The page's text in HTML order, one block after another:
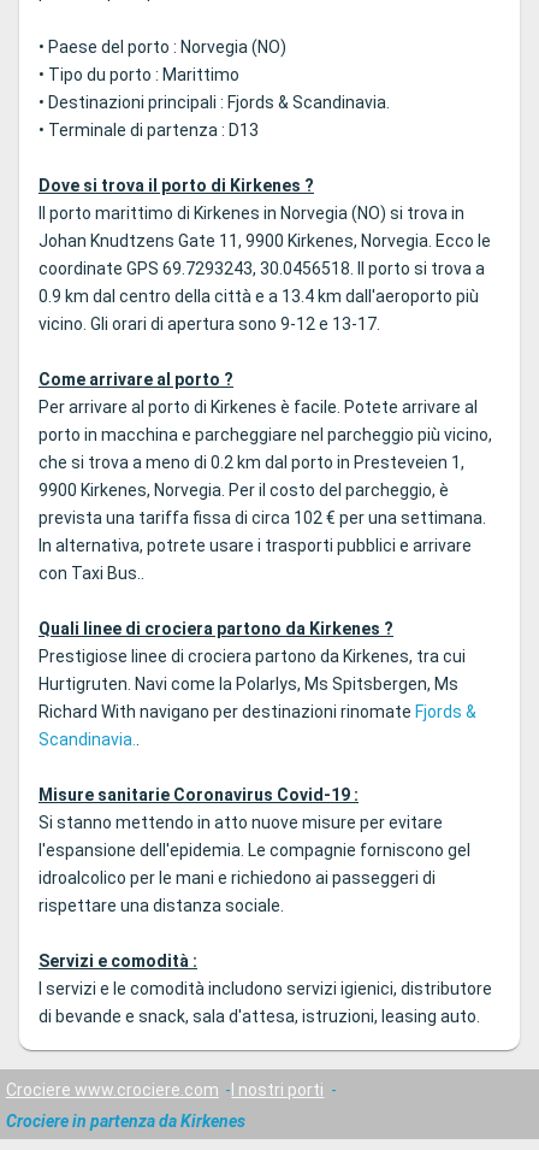
• Paese del porto : Norvegia (NO)
• Tipo du porto : Marittimo
• Destinazioni principali : Fjords & Scandinavia.
• Terminale di partenza : D13
Dove si trova il porto di Kirkenes ?
Il porto marittimo di Kirkenes in Norvegia (NO) si trova in
Johan Knudtzens Gate 11, 9900 Kirkenes, Norvegia. Ecco le
coordinate GPS 69.7293243, 30.0456518. Il porto si trova a
0.9 km dal centro della città e a 13.4 km dall'aeroporto più
vicino. Gli orari di apertura sono 9-12 e 13-17.
Come arrivare al porto ?
Per arrivare al porto di Kirkenes è facile. Potete arrivare al
porto in macchina e parcheggiare nel parcheggio più vicino,
che si trova a meno di 0.2 km dal porto in Presteveien 1,
9900 Kirkenes, Norvegia. Per il costo del parcheggio, è
prevista una tariffa fissa di circa 102 € per una settimana.
In alternativa, potrete usare i trasporti pubblici e arrivare
con Taxi Bus..
Quali linee di crociera partono da Kirkenes ?
Prestigiose linee di crociera partono da Kirkenes, tra cui
Hurtigruten. Navi come la Polarlys, Ms Spitsbergen, Ms
Richard With navigano per destinazioni rinomate Fjords &
Scandinavia..
Misure sanitarie Coronavirus Covid-19 :
Si stanno mettendo in atto nuove misure per evitare
l'espansione dell'epidemia. Le compagnie forniscono gel
idroalcolico per le mani e richiedono ai passeggeri di
rispettare una distanza sociale.
Servizi e comodità :
I servizi e le comodità includono servizi igienici, distributore
di bevande e snack, sala d'attesa, istruzioni, leasing auto.
Crociere www.crociere.com
I nostri porti
Crociere in partenza da Kirkenes